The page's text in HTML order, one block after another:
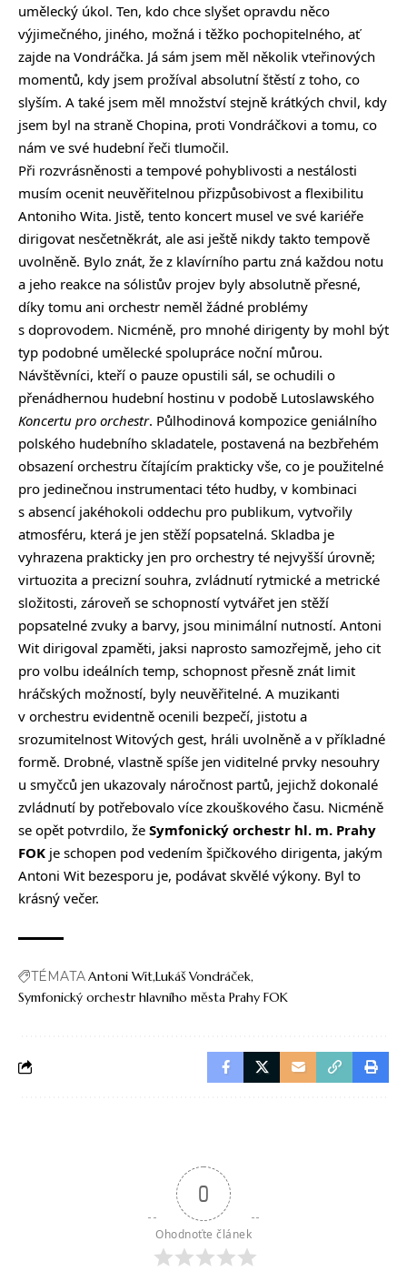
umělecký úkol. Ten, kdo chce slyšet opravdu něco
výjimečného, jiného, možná i těžko pochopitelného, ať
zajde na Vondráčka. Já sám jsem měl několik vteřinových
momentů, kdy jsem prožíval absolutní štěstí z toho, co
slyším. A také jsem měl množství stejně krátkých chvil, kdy
jsem byl na straně Chopina, proti Vondráčkovi a tomu, co
nám ve své hudební řeči tlumočil.
Při rozvrásněnosti a tempové pohyblivosti a nestálosti
musím ocenit neuvěřitelnou přizpůsobivost a flexibilitu
Antoniho Wita. Jistě, tento koncert musel ve své kariéře
dirigovat nesčetněkrát, ale asi ještě nikdy takto tempově
uvolněně. Bylo znát, že z klavírního partu zná každou notu
a jeho reakce na sólistův projev byly absolutně přesné,
díky tomu ani orchestr neměl žádné problémy
s doprovodem. Nicméně, pro mnohé dirigenty by mohl být
typ podobné umělecké spolupráce noční můrou.
Návštěvníci, kteří o pauze opustili sál, se ochudili o
přenádhernou hudební hostinu v podobě Lutoslawského
Koncertu pro orchestr. Půlhodinová kompozice geniálního
polského hudebního skladatele, postavená na bezbřehém
obsazení orchestru čítajícím prakticky vše, co je použitelné
pro jedinečnou instrumentaci této hudby, v kombinaci
s absencí jakéhokoli oddechu pro publikum, vytvořily
atmosféru, která je jen stěží popsatelná. Skladba je
vyhrazena prakticky jen pro orchestry té nejvyšší úrovně;
virtuozita a precizní souhra, zvládnutí rytmické a metrické
složitosti, zároveň se schopností vytvářet jen stěží
popsatelné zvuky a barvy, jsou minimální nutností. Antoni
Wit dirigoval zpaměti, jaksi naprosto samozřejmě, jeho cit
pro volbu ideálních temp, schopnost přesně znát limit
hráčských možností, byly neuvěřitelné. A muzikanti
v orchestru evidentně ocenili bezpečí, jistotu a
srozumitelnost Witových gest, hráli uvolněně a v příkladné
formě. Drobné, vlastně spíše jen viditelné prvky nesouhry
u smyčců jen ukazovaly náročnost partů, jejichž dokonalé
zvládnutí by potřebovalo více zkouškového času. Nicméně
se opět potvrdilo, že Symfonický orchestr hl. m. Prahy
FOK je schopen pod vedením špičkového dirigenta, jakým
Antoni Wit bezesporu je, podávat skvělé výkony. Byl to
krásný večer.
TÉMATAAntoni WitLukáš Vondráček
Symfonický orchestr hlavního města Prahy FOK
0
Ohodnoťte článek